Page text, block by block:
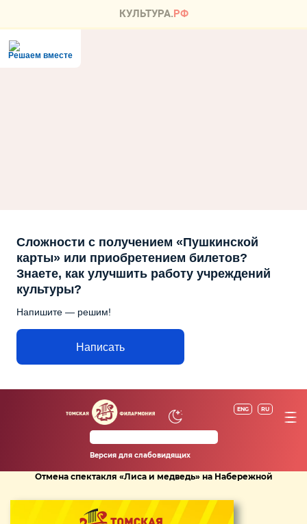
Решаем вместе
Сложности с получением «Пушкинской
карты» или приобретением билетов?
Знаете, как улучшить работу учреждений
культуры?
Напишите — решим!
Написать
ENG RU
Версия для слабовидящих
Отмена спектакля «Лиса и медведь» на Набережной